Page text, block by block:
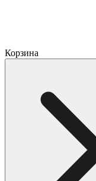
Корзина